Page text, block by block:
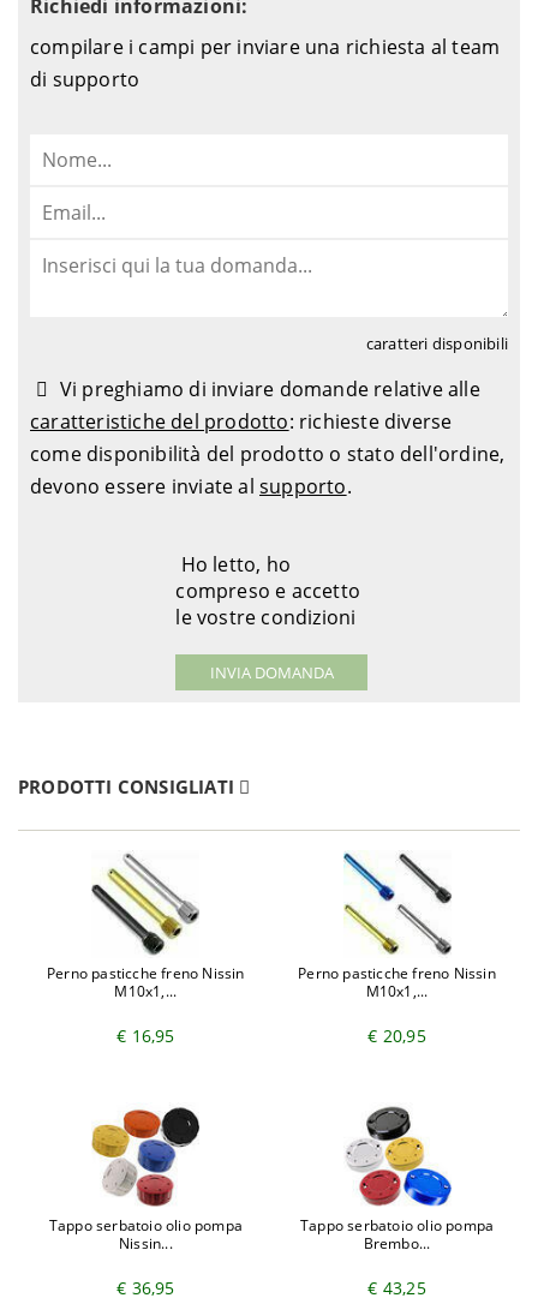
Richiedi informazioni:
compilare i campi per inviare una richiesta al team
di supporto
caratteri disponibili
Vi preghiamo di inviare domande relative alle
caratteristiche del prodotto: richieste diverse
come disponibilità del prodotto o stato dell'ordine,
devono essere inviate al supporto.
Ho letto, ho
compreso e accetto
le vostre condizioni
PRODOTTI CONSIGLIATI
Perno pasticche freno Nissin
M10x1,...
€ 16,95
Perno pasticche freno Nissin
M10x1,...
€ 20,95
Tappo serbatoio olio pompa
Nissin...
€ 36,95
Tappo serbatoio olio pompa
Brembo...
€ 43,25